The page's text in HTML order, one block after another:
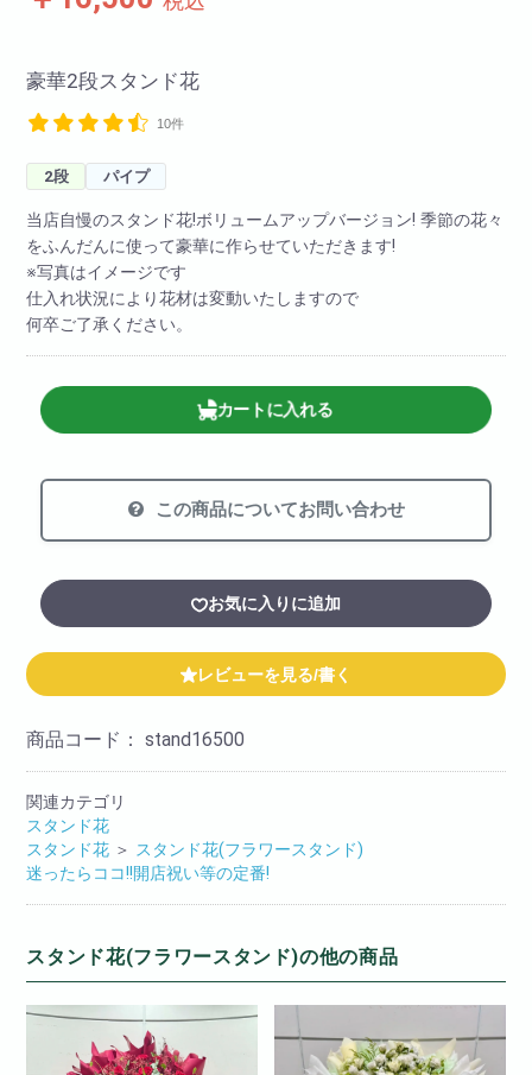
豪華2段スタンド花
10件
2段 パイプ
当店自慢のスタンド花!ボリュームアップバージョン! 季節の花々
をふんだんに使って豪華に作らせていただきます!
※写真はイメージです
仕入れ状況により花材は変動いたしますので
何卒ご了承ください。
カートに入れる
この商品についてお問い合わせ
お気に入りに追加
レビューを見る/書く
商品コード：stand16500
関連カテゴリ
スタンド花
スタンド花 ＞ スタンド花(フラワースタンド)
迷ったらココ!!開店祝い等の定番!
スタンド花(フラワースタンド)の他の商品